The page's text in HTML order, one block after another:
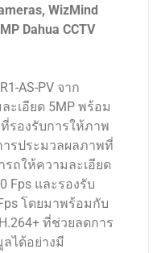
WizMind
Dahua CCTV
AS-PV จาก
ะเอียด 5MP พร้อม
ที่รองรับการให้ภาพ
รประมวลผลภาพที่
ถให้ความละเอียด
Fps และรองรับ
โดยมาพร้อมกับ
ที่ช่วยลดการ
ได้อย่างมี